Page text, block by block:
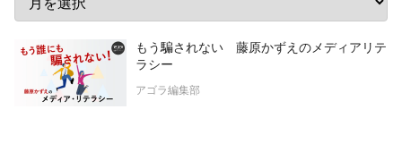
もう騙されない 藤原かずえのメディアリテ
ラシー
アゴラ編集部